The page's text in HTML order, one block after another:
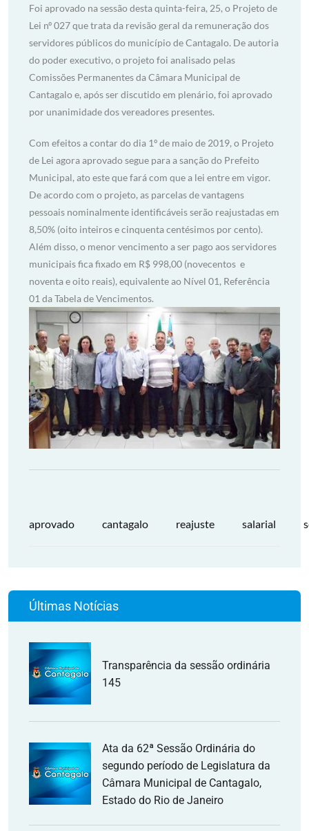
Foi aprovado na sessão desta quinta-feira, 25, o Projeto de
Lei nº 027 que trata da revisão geral da remuneração dos
servidores públicos do município de Cantagalo. De autoria
do poder executivo, o projeto foi analisado pelas
Comissões Permanentes da Câmara Municipal de
Cantagalo e, após ser discutido em plenário, foi aprovado
por unanimidade dos vereadores presentes.
Com efeitos a contar do dia 1º de maio de 2019, o Projeto
de Lei agora aprovado segue para a sanção do Prefeito
Municipal, ato este que fará com que a lei entre em vigor.
De acordo com o projeto, as parcelas de vantagens
pessoais nominalmente identificáveis serão reajustadas em
8,50% (oito inteiros e cinquenta centésimos por cento).
Além disso, o menor vencimento a ser pago aos servidores
municipais fica fixado em R$ 998,00 (novecentos e
noventa e oito reais), equivalente ao Nível 01, Referência
01 da Tabela de Vencimentos.
aprovado cantagalo reajuste salarial
Últimas Notícias
Transparência da sessão ordinária
145
Ata da 62ª Sessão Ordinária do
segundo período de Legislatura da
Câmara Municipal de Cantagalo,
Estado do Rio de Janeiro